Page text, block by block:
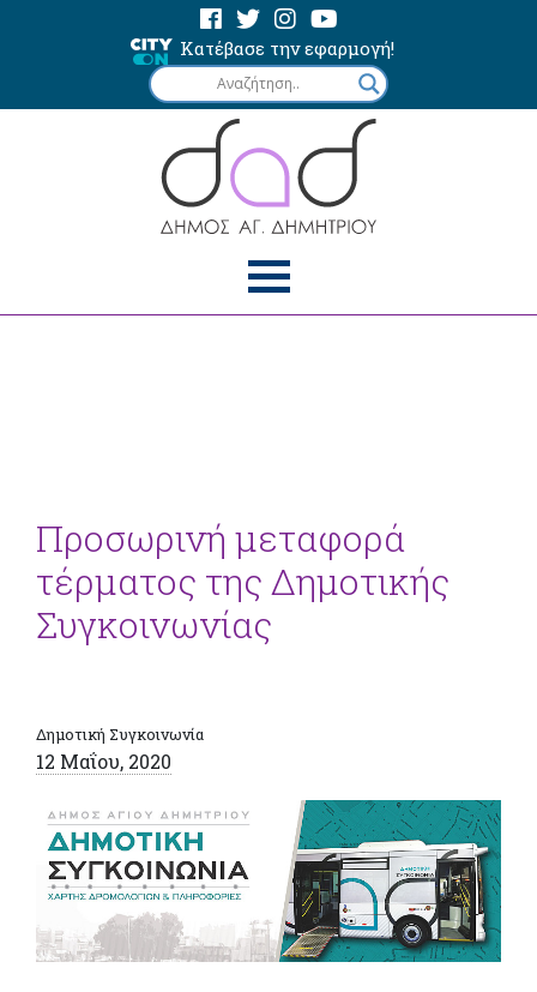
Κατέβασε την εφαρμογή!
Προσωρινή μεταφορά
τέρματος της Δημοτικής
Συγκοινωνίας
Δημοτική Συγκοινωνία
12 Μαΐου, 2020